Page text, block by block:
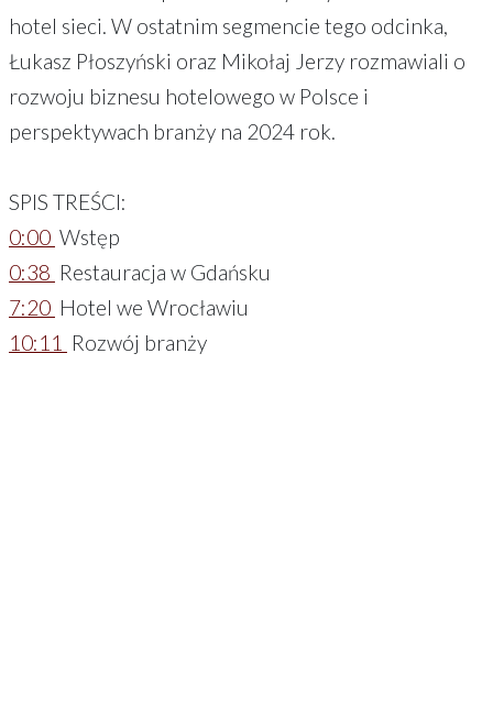
hotel sieci. W ostatnim segmencie tego odcinka,
Łukasz Płoszyński oraz Mikołaj Jerzy rozmawiali o
rozwoju biznesu hotelowego w Polsce i
perspektywach branży na 2024 rok.
SPIS TREŚCI:
0:00 Wstęp
0:38 Restauracja w Gdańsku
7:20 Hotel we Wrocławiu
10:11
Rozwój branży